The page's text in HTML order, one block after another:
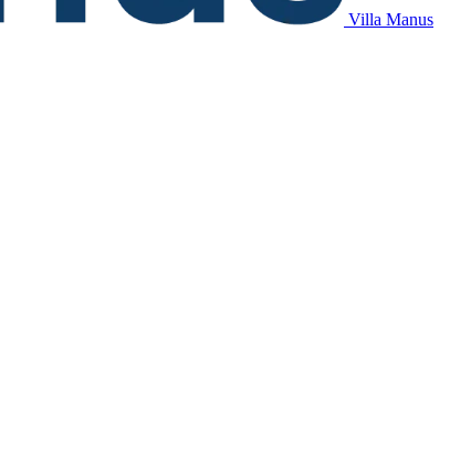
Villa Manus